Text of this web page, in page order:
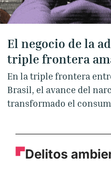
El negocio de la
triple frontera
En la triple frontera
Brasil, el avance del
transformado el
Delitos